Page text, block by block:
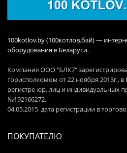
100kotlov.by (100котлов.бай) —
оборудования в Беларуси.
Компания ООО "БЛК7"
горисполкомом от 22 ноября 2013г.,
регистре юр. лиц и индивидуальных
№192166272.
04.05.2015 дата регистрации в
ПОКУПАТЕЛЮ